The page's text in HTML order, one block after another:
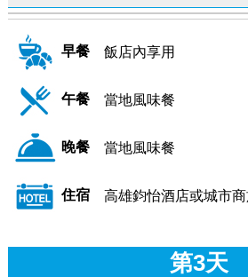
早餐 飯店內享用
午餐 當地風味餐
晚餐 當地風味餐
住宿 高雄鈞怡酒店或城市
第3天